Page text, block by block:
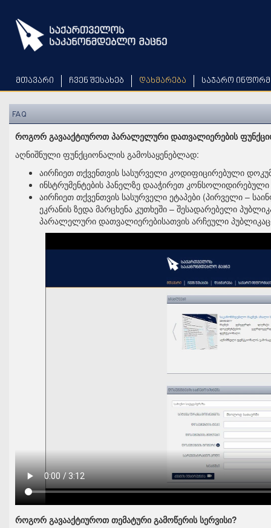
main
content
მთავარი ჩვენ შესახებ დახმარება საჯარო
FAQ
როგორ გავააქტიუროთ პარალელური დათვალიერების
აღნიშნული ფუნქციონალის გამოსაყენებლად:
აირჩიეთ თქვენთვის სასურველი კოდიფიცირებული
ინსტრუმენტების პანელზე დააჭირეთ
აირჩიეთ თქვენთვის სასურველი ეტაპები (პირველი –
ეკრანის ზედა მარცხენა კუთხეში – შესადარებელი
პარალელური დათვალიერებისათვის არჩეული
როგორ გავააქტიუროთ თემატური გამოწერის სერვისი?